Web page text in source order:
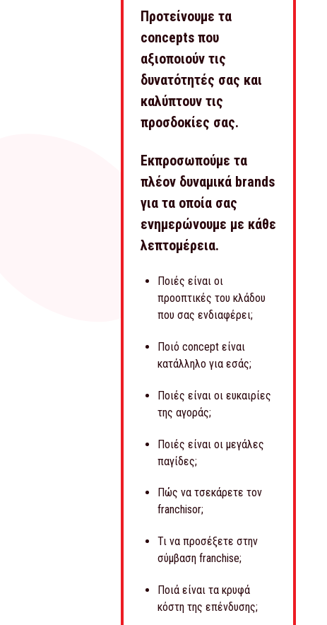
Προτείνουμε τα
concepts που
αξιοποιούν τις
δυνατότητές σας και
καλύπτουν τις
προσδοκίες σας.
Εκπροσωπούμε τα
πλέον δυναμικά brands
για τα οποία σας
ενημερώνουμε με κάθε
λεπτομέρεια.
Ποιές είναι οι
προοπτικές του κλάδου
που σας ενδιαφέρει;
Ποιό concept είναι
κατάλληλο για εσάς;
Ποιές είναι οι ευκαιρίες
της αγοράς;
Ποιές είναι οι μεγάλες
παγίδες;
Πώς να τσεκάρετε τον
franchisor;
Τι να προσέξετε στην
σύμβαση franchise;
Ποιά είναι τα κρυφά
κόστη της επένδυσης;